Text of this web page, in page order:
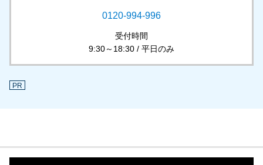
0120-994-996
受付時間
9:30～18:30 / 平日のみ
PR